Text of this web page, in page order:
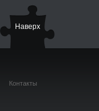
Наверх
Контакты